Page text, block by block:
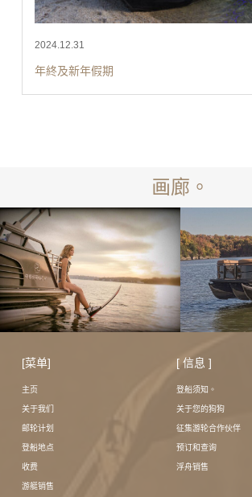
2024.12.31
年終及新年假期
画廊。
[菜单]
主页
关于我们
邮轮计划
登船地点
收费
游艇销售
[ 信息 ]
登船须知。
关于您的狗狗
征集游轮合作伙伴
预订和查询
浮舟销售